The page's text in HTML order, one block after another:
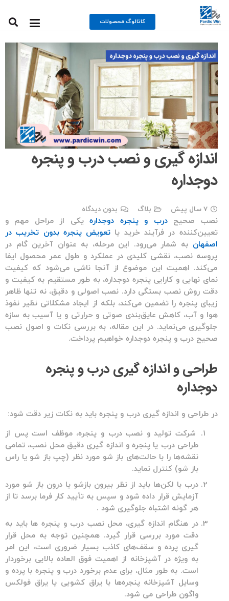
کاتالوگ محصولات
اندازه گیری و نصب درب و پنجره
دوجداره
7 سال پیش بلاگ بدون دیدگاه
نصب صحیحدرب و پنجره دوجدارهیکی از مراحل مهم و
تعیین‌کننده در فرآیند خرید یا تعویض پنجره‌ بدون تخریب در
اصفهان به شمار می‌رود. این مرحله، به عنوان آخرین گام در
پروسه نصب، نقشی کلیدی در عملکرد و طول عمر محصول ایفا
می‌کند. اهمیت این موضوع از آنجا ناشی می‌شود که کیفیت
نمای نهایی و کارایی پنجره دوجداره، به طور مستقیم به کیفیت و
دقت روش نصب بستگی دارد. نصب اصولی و دقیق، نه تنها ظاهر
زیبای پنجره را تضمین می‌کند، بلکه از ایجاد مشکلاتی نظیر نفوذ
هوا و آب، کاهش عایق‌بندی صوتی و حرارتی و یا آسیب به سازه
جلوگیری می‌نماید. در این مقاله، به بررسی نکات و اصول نصب
صحیح درب و پنجره دوجداره خواهیم پرداخت.
طراحی و اندازه گیری درب و پنجره
دوجداره
در طراحی و اندازه گیری درب و پنجره باید به نکات زیر دقت شود:
شرکت تولید و نصب درب و پنجره، موظف است پس از
طراحی درب یا پنجره و اندازه گیری دقیق محل نصب، تمامی
نقشه‌ها را با حالت‌های باز شو مورد نظر (چپ باز شو یا راس
باز شو) کنترل نماید.
درب با لکن‌ها باید از نظر بیرون بازشو یا درون باز شو مورد
آزمایش قرار داده شود و سپس به تأیید کار فرما برسد تا از
هر گونه اشتباه جلوگیری شود .
در هنگام اندازه گیری، محل نصب درب و پنجره ها باید به
دقت مورد بررسی قرار گیرد. همچنین توجه به محل قرار
گیری پرده و سقف‌های کاذب بسیار ضروری است، این امر
به ویژه در آشپزخانه از اهمیت فوق العاده بالایی برخوردار
است. به طور مثال، برای عدم برخورد درب و پنجره با پرده و
وسایل آشپزخانه پنجره‌ها با یراق کشویی یا یراق فولکس
واگون طراحی می شود.